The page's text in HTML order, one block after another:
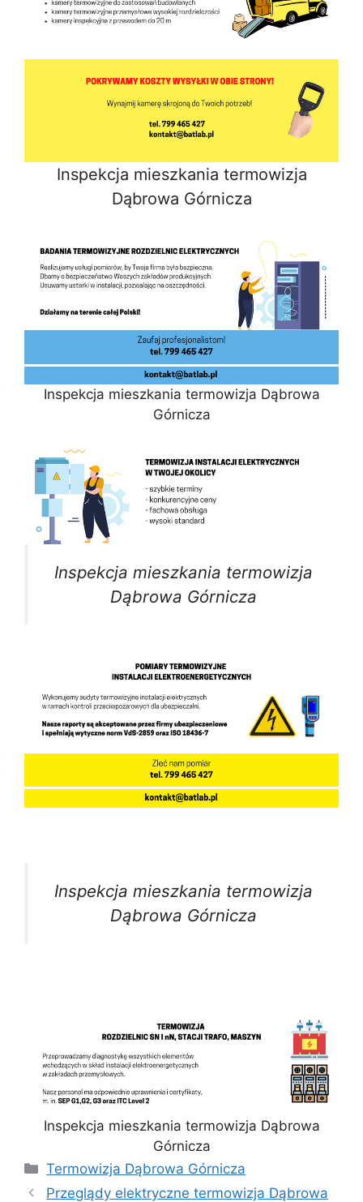
Inspekcja mieszkania termowizja
Dąbrowa Górnicza
Inspekcja mieszkania termowizja Dąbrowa
Górnicza
Inspekcja mieszkania termowizja
Dąbrowa Górnicza
Inspekcja mieszkania termowizja
Dąbrowa Górnicza
Inspekcja mieszkania termowizja Dąbrowa
Górnicza
Kategorie
Termowizja Dąbrowa Górnicza
Przeglądy elektryczne termowizja Dąbrowa